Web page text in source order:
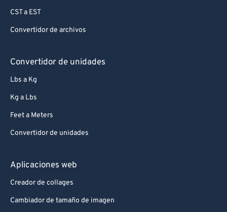
CST a EST
Convertidor de archivos
Convertidor de unidades
Lbs a Kg
Kg a Lbs
Feet a Meters
Convertidor de unidades
Aplicaciones web
Creador de collages
Cambiador de tamaño de imagen